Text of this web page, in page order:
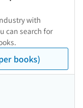
with
can search for
books)